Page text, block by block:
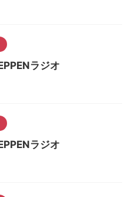
ラジオ
ラジオ